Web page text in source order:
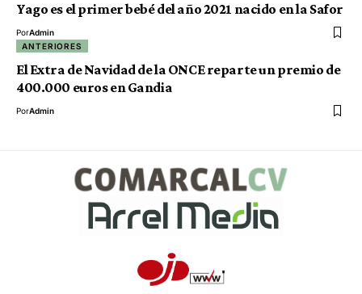
Yago es el primer bebé del año 2021 nacido en la Safor
PorAdmin
ANTERIORES
El Extra de Navidad de la ONCE reparte un premio de
400.000 euros en Gandia
PorAdmin